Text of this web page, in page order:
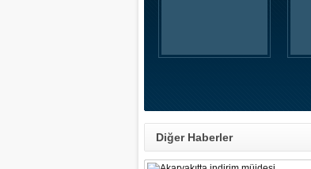
Diğer Haberler